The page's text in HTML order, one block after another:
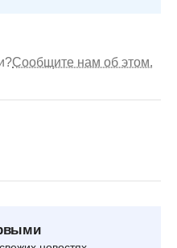
Сообщите нам об этом.